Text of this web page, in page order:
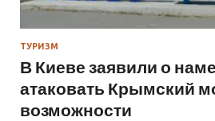
ТУРИЗМ
В Киеве заявили о
атаковать Крымский
возможности